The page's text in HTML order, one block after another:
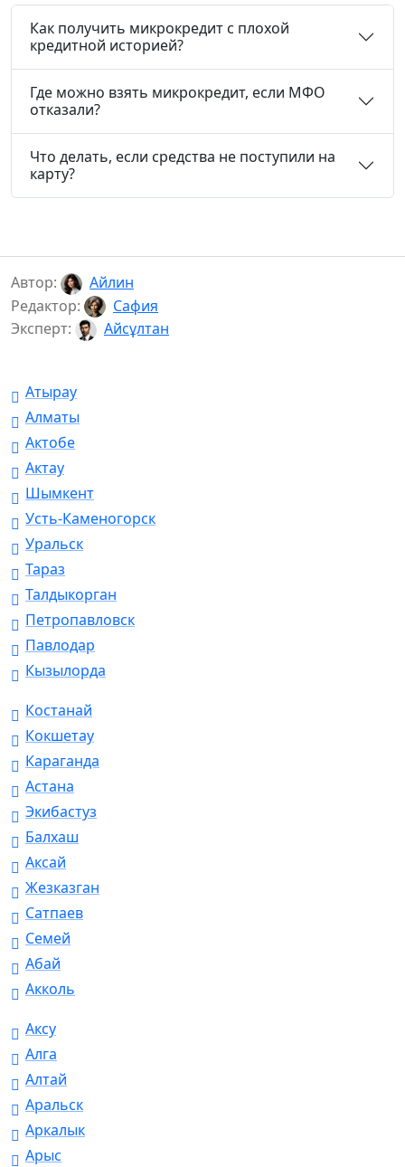
Как получить микрокредит с плохой
кредитной историей?
Где можно взять микрокредит, если МФО
отказали?
Что делать, если средства не поступили на
карту?
Автор:
Айлин
Редактор:
Сафия
Эксперт:
Айсұлтан
Атырау
Алматы
Актобе
Актау
Шымкент
Усть-Каменогорск
Уральск
Тараз
Талдыкорган
Петропавловск
Павлодар
Кызылорда
Костанай
Кокшетау
Караганда
Астана
Экибастуз
Балхаш
Аксай
Жезказган
Сатпаев
Семей
Абай
Акколь
Аксу
Алга
Алтай
Аральск
Аркалык
Арыс